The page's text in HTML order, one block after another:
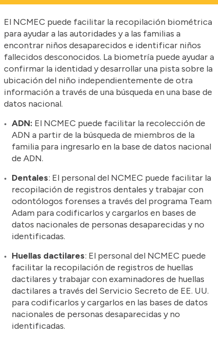
El NCMEC puede facilitar la recopilación biométrica
para ayudar a las autoridades y a las familias a
encontrar niños desaparecidos e identificar niños
fallecidos desconocidos. La biometría puede ayudar a
confirmar la identidad y desarrollar una pista sobre la
ubicación del niño independientemente de otra
información a través de una búsqueda en una base de
datos nacional.
ADN: El NCMEC puede facilitar la recolección de
ADN a partir de la búsqueda de miembros de la
familia para ingresarlo en la base de datos nacional
de ADN.
Dentales: El personal del NCMEC puede facilitar la
recopilación de registros dentales y trabajar con
odontólogos forenses a través del programa Team
Adam para codificarlos y cargarlos en bases de
datos nacionales de personas desaparecidas y no
identificadas.
Huellas dactilares: El personal del NCMEC puede
facilitar la recopilación de registros de huellas
dactilares y trabajar con examinadores de huellas
dactilares a través del Servicio Secreto de EE. UU.
para codificarlos y cargarlos en las bases de datos
nacionales de personas desaparecidas y no
identificadas.